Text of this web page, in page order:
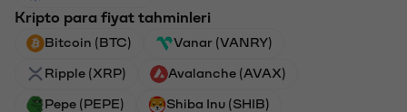
Kripto para fiyat tahminleri
Bitcoin (BTC) Vanar (VANRY)
Ripple (XRP) Avalanche (AVAX)
Pepe (PEPE) Shiba Inu (SHIB)